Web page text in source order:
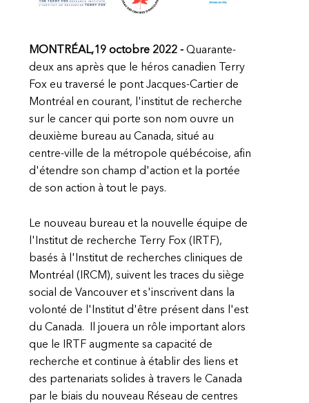
MONTRÉAL,19 octobre 2022 - Quarante-
deux ans après que le héros canadien Terry
Fox eu traversé le pont Jacques-Cartier de
Montréal en courant, l'institut de recherche
sur le cancer qui porte son nom ouvre un
deuxième bureau au Canada, situé au
centre-ville de la métropole québécoise, afin
d'étendre son champ d'action et la portée
de son action à tout le pays.
Le nouveau bureau et la nouvelle équipe de
l'Institut de recherche Terry Fox (IRTF),
basés à l'Institut de recherches cliniques de
Montréal (IRCM), suivent les traces du siège
social de Vancouver et s'inscrivent dans la
volonté de l'Institut d'être présent dans l'est
du Canada. Il jouera un rôle important alors
que le IRTF augmente sa capacité de
recherche et continue à établir des liens et
des partenariats solides à travers le Canada
par le biais du nouveau Réseau de centres